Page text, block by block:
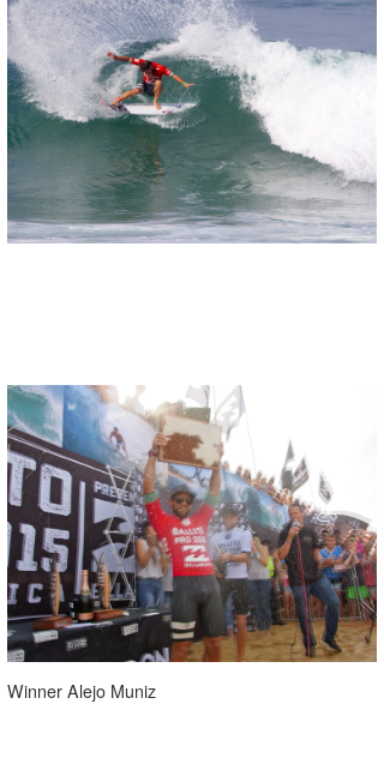
Winner Alejo Muniz